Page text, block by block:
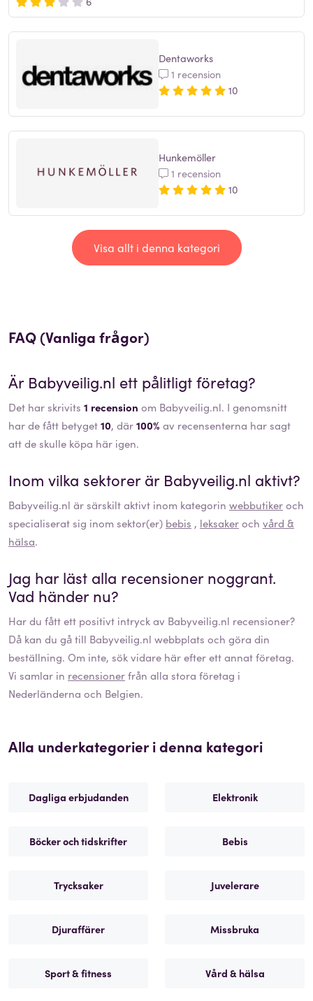
Dentaworks
1 recension
10
Hunkemöller
1 recension
10
Visa allt i denna kategori
FAQ (Vanliga frågor)
Är Babyveilig.nl ett pålitligt företag?
Det har skrivits 1 recension om Babyveilig.nl. I genomsnitt
har de fått betyget10, där100% av recensenterna har sagt
att de skulle köpa här igen.
Inom vilka sektorer är Babyveilig.nl aktivt?
Babyveilig.nl är särskilt aktivt inom kategorin webbutikeroch
specialiserat sig inom sektor(er) bebis , leksakeroch vård &
hälsa.
Jag har läst alla recensioner noggrant.
Vad händer nu?
Har du fått ett positivt intryck av Babyveilig.nl recensioner?
Då kan du gå till Babyveilig.nl webbplats och göra din
beställning. Om inte, sök vidare här efter ett annat företag.
Vi samlar in recensionerfrån alla stora företag i
Nederländerna och Belgien.
Alla underkategorier i denna kategori
Dagliga erbjudanden Elektronik
Böcker och tidskrifter Bebis
Trycksaker Juvelerare
Djuraffärer Missbruka
Sport & fitness Vård & hälsa